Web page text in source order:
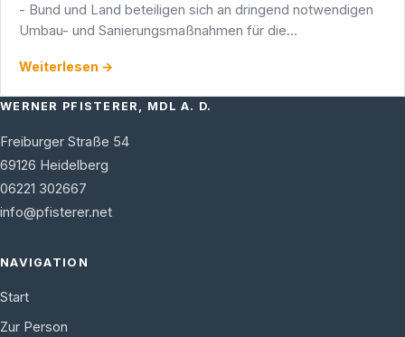
- Bund und Land beteiligen sich an dringend notwendigen
Umbau- und Sanierungsmaßnahmen für die
und …
Weiterlesen →
WERNER PFISTERER, MDL A. D.
Freiburger Straße 54
69126 Heidelberg
06221 302667
info@pfisterer.net
NAVIGATION
Start
Zur Person